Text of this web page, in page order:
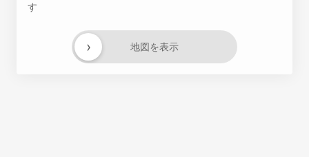
す
地図を表示
›